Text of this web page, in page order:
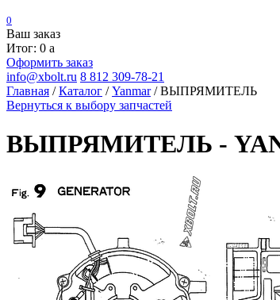
0
Ваш заказ
Итог: 0 a
Оформить заказ
info@xbolt.ru 8 812 309-78-21
Главная /Каталог /Yanmar/ВЫПРЯМИТЕЛЬ
Вернуться к выбору запчастей
ВЫПРЯМИТЕЛЬ -